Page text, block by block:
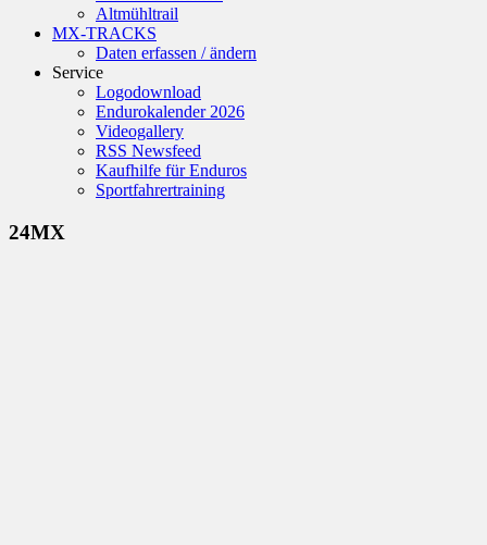
Altmühltrail
MX-TRACKS
Daten erfassen / ändern
Service
Logodownload
Endurokalender 2026
Videogallery
RSS Newsfeed
Kaufhilfe für Enduros
Sportfahrertraining
24MX